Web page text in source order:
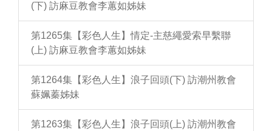
(下) 訪麻豆教會李蕙如姊妹
第1265集【彩色人生】情定-主慈繩愛索早繫聯
(上) 訪麻豆教會李蕙如姊妹
第1264集【彩色人生】浪子回頭(下) 訪潮州教會
蘇姵蓁姊妹
第1263集【彩色人生】浪子回頭(上) 訪潮州教會